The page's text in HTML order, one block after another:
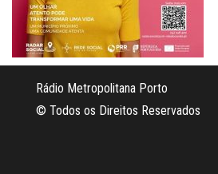
Rádio Metropolitana Porto
© Todos os Direitos Reservados